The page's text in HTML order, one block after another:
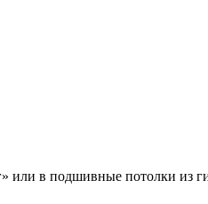
или в подшивные потолки из